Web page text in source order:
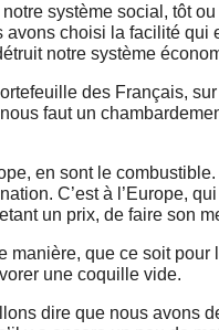
système social, tôt
choisi la facilité qui
notre système
des Français,
faut un
en sont le
C’est à l’Europe,
un prix, de faire son
manière, que ce soit
une coquille vide.
dire que nous avons